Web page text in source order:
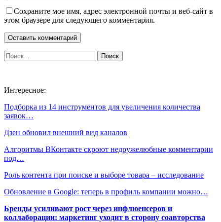
Сохраните мое имя, адрес электронной почты и веб-сайт в
этом браузере для следующего комментария.
Интересное:
Подборка из 14 инструментов для увеличения количества
заявок…
Дзен обновил внешний вид каналов
Алгоритмы ВКонтакте скроют недружелюбные комментарии
под…
Роль контента при поиске и выборе товара – исследование
Обновление в Google: теперь в профиль компании можно…
Бренды усиливают рост через инфлюенсеров и
коллаборации: маркетинг уходит в сторону соавторства